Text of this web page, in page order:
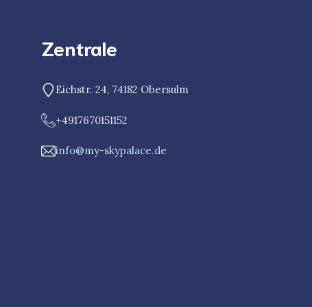
Zentrale
Eichstr. 24, 74182 Obersulm
+4917670151152
info@my-skypalace.de